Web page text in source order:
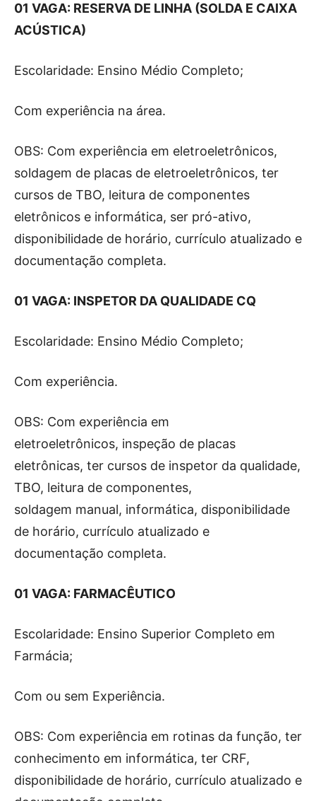
01 VAGA: RESERVA DE LINHA (SOLDA E CAIXA
ACÚSTICA)
Escolaridade: Ensino Médio Completo;
Com experiência na área.
OBS: Com experiência em eletroeletrônicos,
soldagem de placas de eletroeletrônicos, ter
cursos de TBO, leitura de componentes
eletrônicos e informática, ser pró-ativo,
disponibilidade de horário, currículo atualizado e
documentação completa.
01 VAGA: INSPETOR DA QUALIDADE CQ
Escolaridade: Ensino Médio Completo;
Com experiência.
OBS: Com experiência em
eletroeletrônicos, inspeção de placas
eletrônicas, ter cursos de inspetor da qualidade,
TBO, leitura de componentes,
soldagem manual, informática, disponibilidade
de horário, currículo atualizado e
documentação completa.
01 VAGA: FARMACÊUTICO
Escolaridade: Ensino Superior Completo em
Farmácia;
Com ou sem Experiência.
OBS: Com experiência em rotinas da função, ter
conhecimento em informática, ter CRF,
disponibilidade de horário, currículo atualizado e